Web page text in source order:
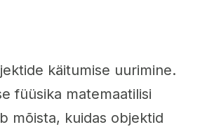
käitumise uurimine.
füüsika matemaatilisi
mõista, kuidas objektid